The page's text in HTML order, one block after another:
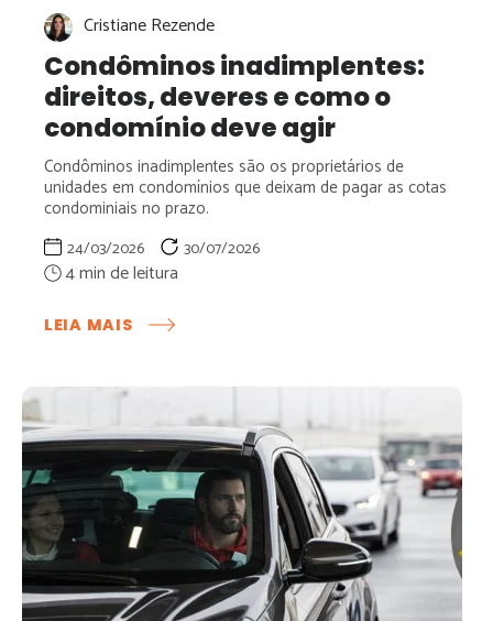
Cristiane Rezende
Condôminos inadimplentes:
direitos, deveres e como o
condomínio deve agir
Condôminos inadimplentes são os proprietários de
unidades em condomínios que deixam de pagar as cotas
condominiais no prazo.
24/03/2026 30/07/2026
LEIA MAIS
CONDÔMINOS
E
COMO
O
CONDOMÍNIO
DEVE
AGIR